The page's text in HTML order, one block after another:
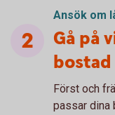
Ansök om
Gå på
bostad
Först och
passar dina